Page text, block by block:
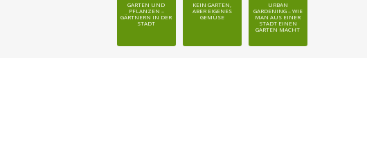
GARTEN UND
PFLANZEN –
GÄRTNERN IN DER
STADT
KEIN GARTEN,
ABER EIGENES
GEMÜSE
URBAN
GARDENING – WIE
MAN AUS EINER
STADT EINEN
GARTEN MACHT